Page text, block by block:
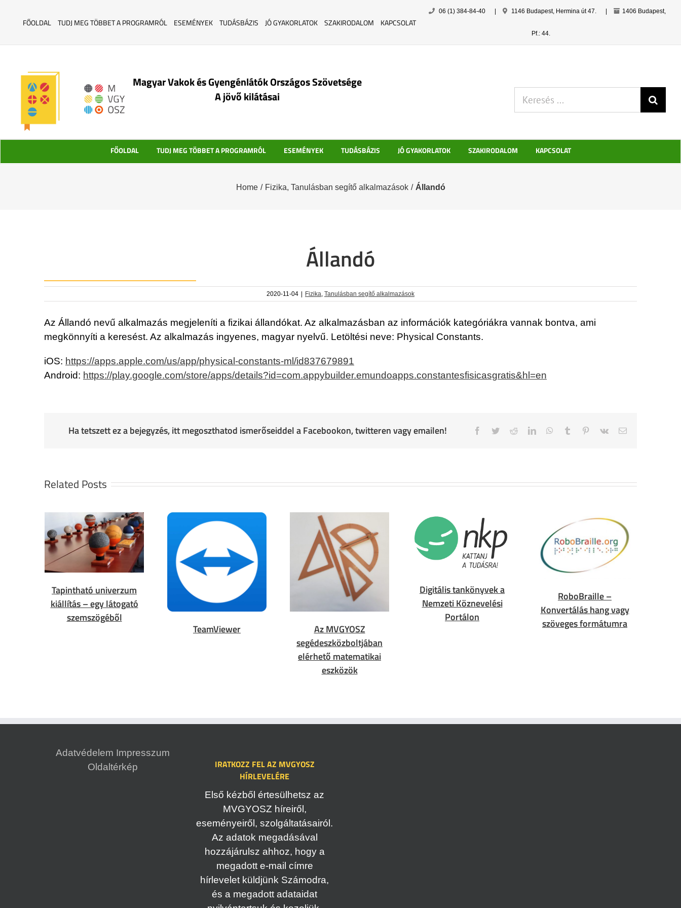
to
FŐOLDAL TUDJ MEG TÖBBET A PROGRAMRÓL ESEMÉNYEK TUDÁSBÁZIS JÓ GYAKORLATOK SZAKIRODALOM KAPCSOLAT
06 (1) 384-84-40 1146 Budapest, Hermina út 47. 1406 Budapest,
Pf.: 44.
Magyar Vakok és Gyengénlátók Országos Szövetsége
A jövő kilátásai
FŐOLDAL TUDJ MEG TÖBBET A PROGRAMRÓL ESEMÉNYEK TUDÁSBÁZIS JÓ GYAKORLATOK SZAKIRODALOM KAPCSOLAT
Home / Fizika, Tanulásban segítő alkalmazások / Állandó
Állandó
2020-11-04 | Fizika, Tanulásban segítő alkalmazások
Az Állandó nevű alkalmazás megjeleníti a fizikai állandókat. Az alkalmazásban az információk kategóriákra vannak bontva, ami
megkönnyíti a keresést. Az alkalmazás ingyenes, magyar nyelvű. Letöltési neve: Physical Constants.
iOS: https://apps.apple.com/us/app/physical-constants-ml/id837679891
Android: https://play.google.com/store/apps/details?id=com.appybuilder.emundoapps.constantesfisicasgratis&hl=en
Ha tetszett ez a bejegyzés, itt megoszthatod ismerőseiddel a Facebookon, twitteren vagy emailen! Facebook
TwitterRedditLinkedInWhatsApp
Tumblr Pinterest
Vk Email
Related Posts
Tapintható univerzum
kiállítás – egy látogató
szemszögéből
TeamViewer
Az MVGYOSZ
segédeszközboltjában
elérhető matematikai
eszközök
Digitális tankönyvek a
Nemzeti Köznevelési
Portálon
RoboBraille –
Konvertálás hang vagy
szöveges formátumra
Adatvédelem Impresszum
Oldaltérkép
IRATKOZZ FEL AZ MVGYOSZ
HÍRLEVELÉRE
Első kézből értesülhetsz az
MVGYOSZ híreiről,
eseményeiről, szolgáltatásairól.
Az adatok megadásával
hozzájárulsz ahhoz, hogy a
megadott e-mail címre
hírlevelet küldjünk Számodra,
és a megadott adataidat